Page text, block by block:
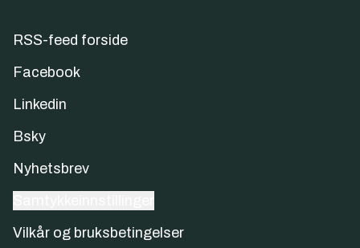
RSS-feed forside
Facebook
Linkedin
Bsky
Nyhetsbrev
Vilkår og bruksbetingelser